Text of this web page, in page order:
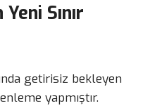
Sınır
getirisiz bekleyen
yapmıştır.